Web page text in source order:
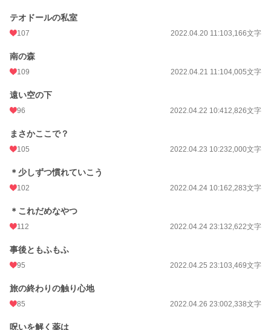
テオドールの私室
107 2022.04.20 11:103,166文字
南の森
109 2022.04.21 11:104,005文字
遠い空の下
96 2022.04.22 10:412,826文字
まさかここで？
105 2022.04.23 10:232,000文字
＊少しずつ慣れていこう
102 2022.04.24 10:162,283文字
＊これだめなやつ
112 2022.04.24 23:132,622文字
事後ともふもふ
95 2022.04.25 23:103,469文字
旅の終わりの触り心地
85 2022.04.26 23:002,338文字
呪いを解く薬は